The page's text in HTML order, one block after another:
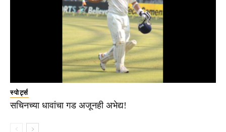
स्पोर्ट्स
सचिनच्या धावांचा गड अजूनही अभेद्य!